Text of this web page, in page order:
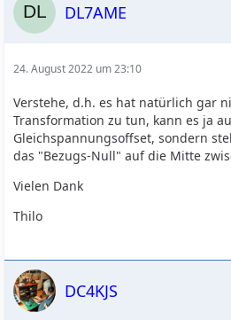
DL7AME
24. August 2022 um 23:10
Verstehe, d.h. es hat natürlich gar
Transformation zu tun, kann es ja
Gleichspannungsoffset, sondern
das "Bezugs-Null" auf die Mitte
Vielen Dank
Thilo
DC4KJS